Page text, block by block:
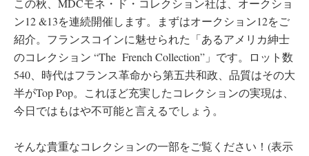
この秋、MDCモネ・ド・コレクション社は、オークショ
ン12 &13を連続開催します。まずはオークション12をご
紹介。フランスコインに魅せられた「あるアメリカ紳士
のコレクション “The French Collection”」です。ロット数
540、時代はフランス革命から第五共和政、品質はその大
半がTop Pop。これほど充実したコレクションの実現は、
今日ではもはや不可能と言えるでしょう。
そんな貴重なコレクションの一部をご覧ください！(表示